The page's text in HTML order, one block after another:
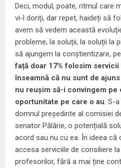
Deci, modul, poate, ritmul care
vi-l doriți, dar repet, haideți să
avem să vedem această
probleme, la soluții, la soluții la
să ajungem la conștientizare,
față doar 17% folosim
înseamnă că nu sunt de
nu reușim să-i convingem pe
oportunitate pe care o au. S-
domnul președinte al comisiei
senator Pălărie, o potențială
acord sau nu cu ea. În ideea
accesa serviciile de consiliere
profesorilor, fără a mai ține